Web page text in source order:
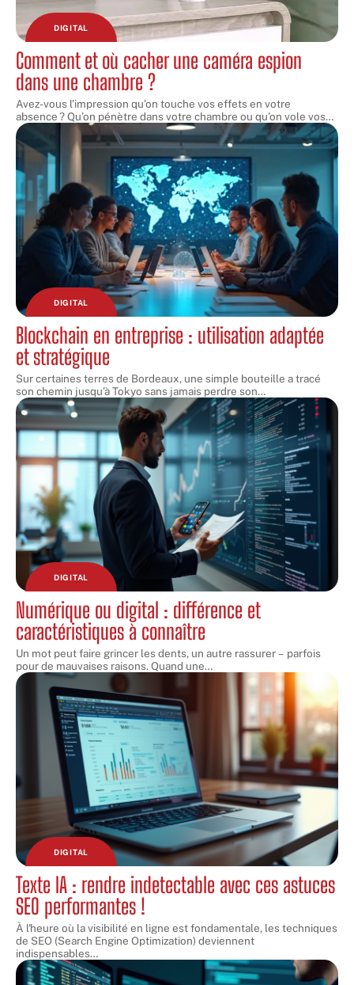
DIGITAL
Comment et où cacher une caméra espion
dans une chambre ?
Avez-vous l’impression qu’on touche vos effets en votre
absence ? Qu’on pénètre dans votre chambre ou qu’on vole vos…
DIGITAL
Blockchain en entreprise : utilisation adaptée
et stratégique
Sur certaines terres de Bordeaux, une simple bouteille a tracé
son chemin jusqu’à Tokyo sans jamais perdre son…
DIGITAL
Numérique ou digital : différence et
caractéristiques à connaître
Un mot peut faire grincer les dents, un autre rassurer – parfois
pour de mauvaises raisons. Quand une…
DIGITAL
Texte IA : rendre indetectable avec ces astuces
SEO performantes !
À l'heure où la visibilité en ligne est fondamentale, les techniques
de SEO (Search Engine Optimization) deviennent
indispensables…